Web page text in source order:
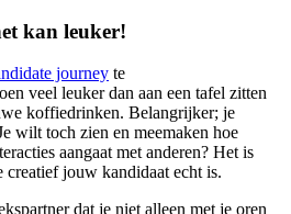
kan leuker!
journey te
veel leuker dan aan een tafel zitten
koffiedrinken. Belangrijker; je
wilt toch zien en meemaken hoe
aangaat met anderen? Het is
creatief jouw kandidaat echt is.
dat je niet alleen met je oren